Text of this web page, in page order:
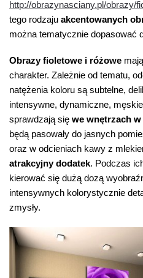
http://obrazynasciany.pl/obrazy/
tego rodzaju akcentowanych
można tematycznie dopasować
Obrazy fioletowe i różowe
charakter. Zależnie od tematu,
natężenia koloru są subtelne,
intensywne, dynamiczne,
sprawdzają się we wnętrzach
będą pasowały do jasnych
oraz w odcieniach kawy z
atrakcyjny dodatek. Podczas
kierować się dużą dozą
intensywnych kolorystycznie
zmysły.